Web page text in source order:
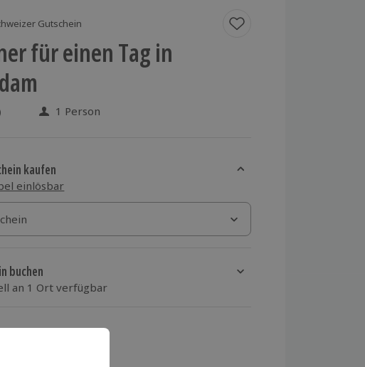
Gutschein
für einen Tag in
von 5 aus 58 Bewertungen
1 Person
kaufen
einlösbar
buchen
an 1 Ort verfügbar